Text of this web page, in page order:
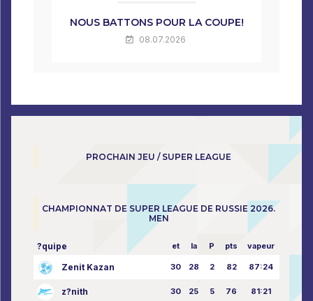
NOUS BATTONS POUR LA COUPE!
08.07.2026
PROCHAIN JEU / SUPER LEAGUE
CHAMPIONNAT DE SUPER LEAGUE DE RUSSIE 2026.
MEN
?quipe et la P pts vapeur
Zenit Kazan 30 28 2 82 87:24
z?nith 30 25 5 76 81:21